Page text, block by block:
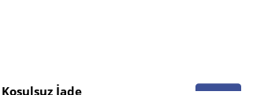
Koşulsuz İade